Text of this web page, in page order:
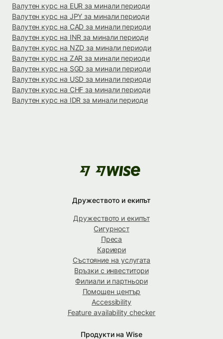
Валутен курс на EUR за минали периоди
Валутен курс на JPY за минали периоди
Валутен курс на CAD за минали периоди
Валутен курс на INR за минали периоди
Валутен курс на NZD за минали периоди
Валутен курс на ZAR за минали периоди
Валутен курс на SGD за минали периоди
Валутен курс на USD за минали периоди
Валутен курс на CHF за минали периоди
Валутен курс на IDR за минали периоди
Дружеството и екипът
Дружеството и екипът
Сигурност
Преса
Кариери
Състояние на услугата
Връзки с инвеститори
Филиали и партньори
Помощен център
Accessibility
Feature availability checker
Продукти на Wise